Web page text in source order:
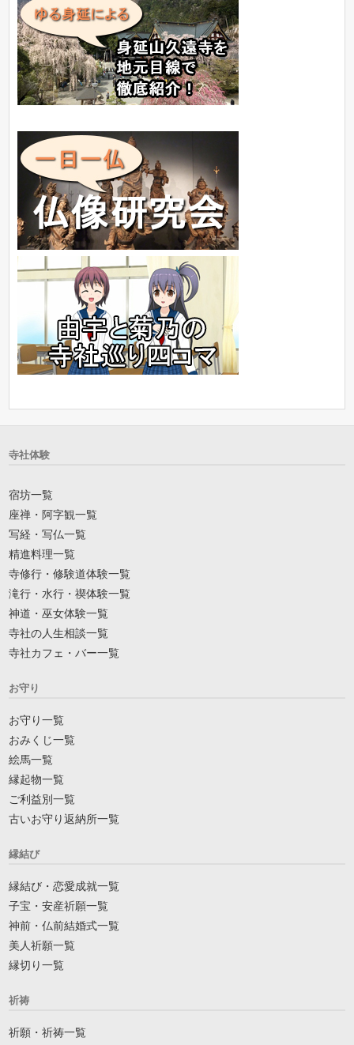
寺社体験
宿坊一覧
座禅・阿字観一覧
写経・写仏一覧
精進料理一覧
寺修行・修験道体験一覧
滝行・水行・禊体験一覧
神道・巫女体験一覧
寺社の人生相談一覧
寺社カフェ・バー一覧
お守り
お守り一覧
おみくじ一覧
絵馬一覧
縁起物一覧
ご利益別一覧
古いお守り返納所一覧
縁結び
縁結び・恋愛成就一覧
子宝・安産祈願一覧
神前・仏前結婚式一覧
美人祈願一覧
縁切り一覧
祈祷
祈願・祈祷一覧